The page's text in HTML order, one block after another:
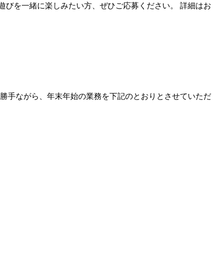
を一緒に楽しみたい方、ぜひご応募ください。 詳細はお
手ながら、年末年始の業務を下記のとおりとさせていただ